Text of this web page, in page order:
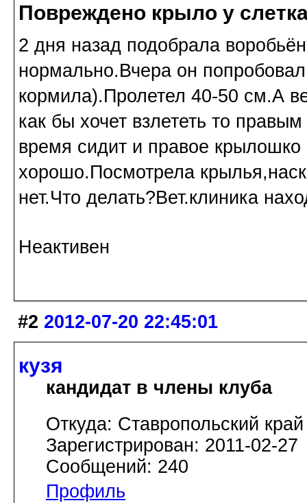
Повреждено крыло у
2 дня назад подобрала
нормально.Вчера он попробовал
кормила).Пролетел 40-50 см.А
как бы хочет взлететь то
время сидит и правое
хорошо.Посмотрела
нет.Что делать?Вет.клиника
Неактивен
#2 2012-07-20 22:45:01
кузя
кандидат в члены клуба
Откуда: Ставропольский край
Зарегистрирован: 2011-02-27
Сообщений: 240
Профиль